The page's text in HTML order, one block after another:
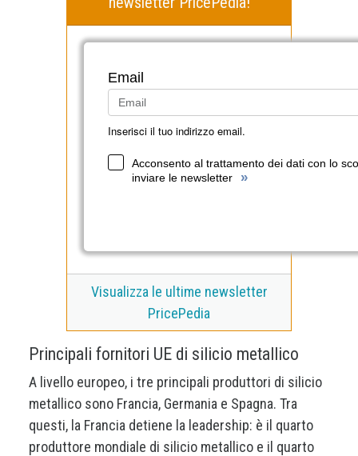
Email
Inserisci il tuo indirizzo email.
Acconsento al trattamento dei dati con lo
inviare le newsletter
»
Visualizza le ultime newsletter
PricePedia
Principali fornitori UE di silicio metallico
A livello europeo, i tre principali produttori di silicio
metallico sono Francia, Germania e Spagna. Tra
questi, la Francia detiene la leadership: è il quarto
produttore mondiale di silicio metallico e il quarto